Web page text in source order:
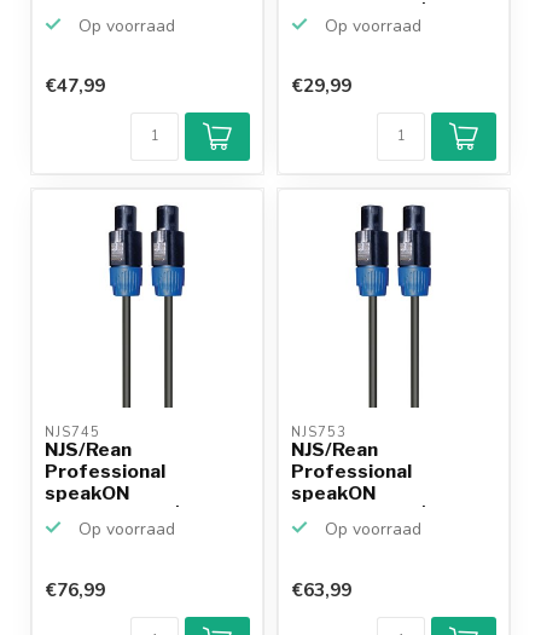
Op voorraad
€47,99
speakerkabel | 2x
1,5mm | 2...
Op voorraad
Klantenbeoordeling
9,2/10
Achteraf
betalen mogelijk
productkennis
€29,99
NJS745
NJS/Rean
Professional
speakON
1,5mm | 2...
Op voorraad
€76,99
NJS753
NJS/Rean
Professional
speakON
2,5mm | 1...
Op voorraad
€63,99